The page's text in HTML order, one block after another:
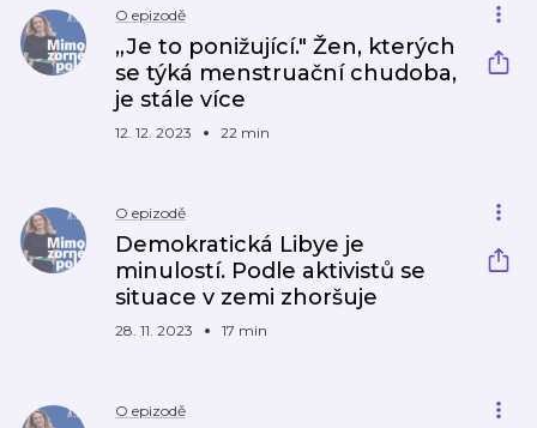
O epizodě
„Je to ponižující." Žen, kterých
se týká menstruační chudoba,
je stále více
12. 12. 2023 22 min
O epizodě
Demokratická Libye je
minulostí. Podle aktivistů se
situace v zemi zhoršuje
28. 11. 2023 17 min
O epizodě